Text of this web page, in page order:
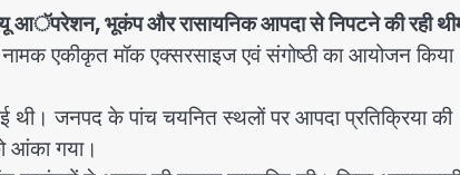
आॅपरेशन, भूकंप और रासायनिक आपदा से निपटने की रही
एकीकृत मॉक एक्सरसाइज एवं संगोष्ठी का आयोजन किया
थी। जनपद के पांच चयनित स्थलों पर आपदा प्रतिक्रिया की
आंका गया।